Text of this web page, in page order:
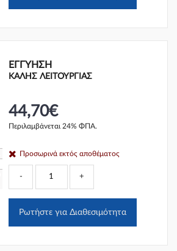
ΕΓΓΎΗΣΗ
ΚΑΛΗΣ ΛΕΙΤΟΥΡΓΙΑΣ
44,70€
Περιλαμβάνεται 24% ΦΠΑ.
Προσωρινά εκτός αποθέματος
- +
Ρωτήστε για Διαθεσιμότητα